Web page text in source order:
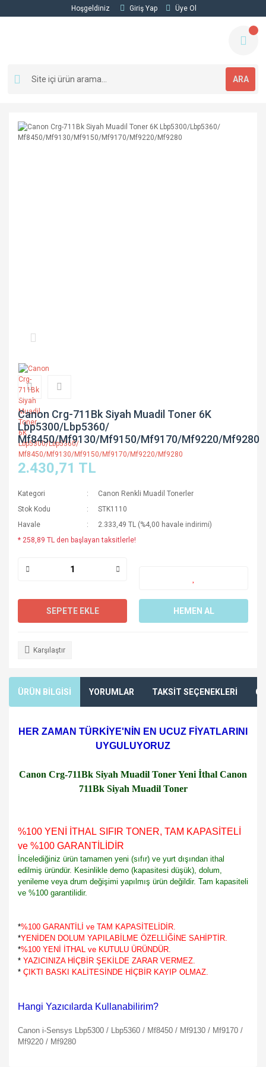
Hoşgeldiniz Giriş Yap Üye Ol
ARA
Canon Crg-711Bk Siyah Muadil Toner 6K
Lbp5300/Lbp5360/
Mf8450/Mf9130/Mf9150/Mf9170/Mf9220/Mf9280
2.430,71 TL
Kategori
Canon Renkli Muadil Tonerler
Stok Kodu
STK1110
Havale
2.333,49 TL (%4,00 havale indirimi)
* 258,89 TL den başlayan taksitlerle!
SEPETE EKLE HEMEN AL
Karşılaştır
ÜRÜN BİLGİSİ YORUMLAR TAKSİT SEÇENEKLERİ
HER ZAMAN TÜRKİYE'NİN EN UCUZ FİYATLARINI
UYGULUYORUZ
Canon Crg-711Bk Siyah Muadil Toner Yeni İthal Canon
711Bk Siyah Muadil Toner
%100 YENİ İTHAL SIFIR TONER, TAM KAPASİTELİ
ve %100 GARANTİLİDİR
İncelediğiniz ürün tamamen yeni (sıfır) ve yurt dışından ithal
edilmiş üründür. Kesinlikle demo (kapasitesi düşük), dolum,
yenileme veya drum değişimi yapılmış ürün değildir. Tam kapasiteli
ve %100 garantilidir.
*%100 GARANTİLİ ve TAM KAPASİTELİDİR.
*YENİDEN DOLUM YAPILABİLME ÖZELLİĞİNE SAHİPTİR.
*%100 YENİ İTHAL ve KUTULU ÜRÜNDÜR.
* YAZICINIZA HİÇBİR ŞEKİLDE ZARAR VERMEZ.
* ÇIKTI BASKI KALİTESİNDE HİÇBİR KAYIP OLMAZ.
Hangi Yazıcılarda Kullanabilirim?
Canon i-Sensys Lbp5300 / Lbp5360 / Mf8450 / Mf9130 / Mf9170 /
Mf9220 / Mf9280